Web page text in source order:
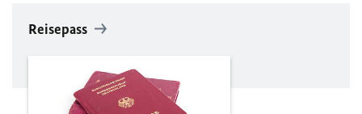
Reisepass